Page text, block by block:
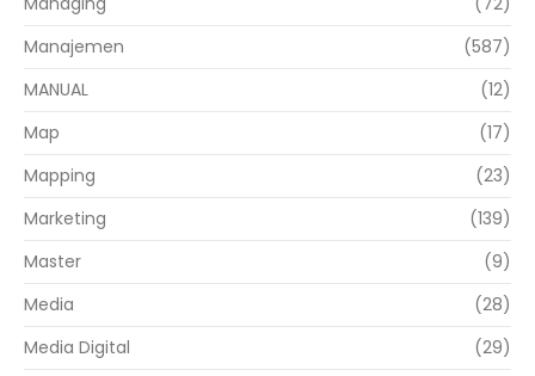
Manajemen
(587)
MANUAL
(12)
Map
(17)
Mapping
(23)
Marketing
(139)
Master
(9)
Media
(28)
Media Digital
(29)